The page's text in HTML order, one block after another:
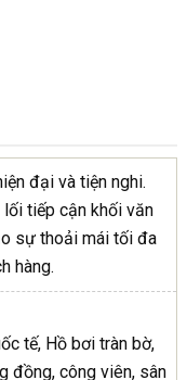
đại và tiện nghi.
tiếp cận khối văn
sự thoải mái tối đa
hàng.
tế, Hồ bơi tràn bờ,
đồng, công viên, sân